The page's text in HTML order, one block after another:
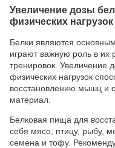
Увеличение дозы
физических нагрузок
Белки являются
играют важную роль в их
тренировок. Увеличение
физических нагрузок
восстановлению мышц и
материал.
Белковая пища для
себя мясо, птицу, рыбу,
семена и тофу.